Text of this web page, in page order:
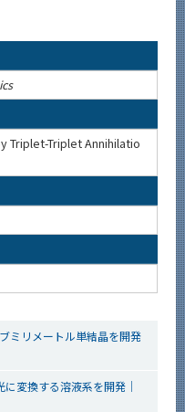
Triplet-Triplet Annihilatio
ミリメートル単結晶を開発
変換する溶液系を開発｜